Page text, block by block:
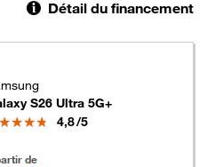
Détail du financement
non sélectionnables
S26 Ultra 5G+
Note
4,8/5
de